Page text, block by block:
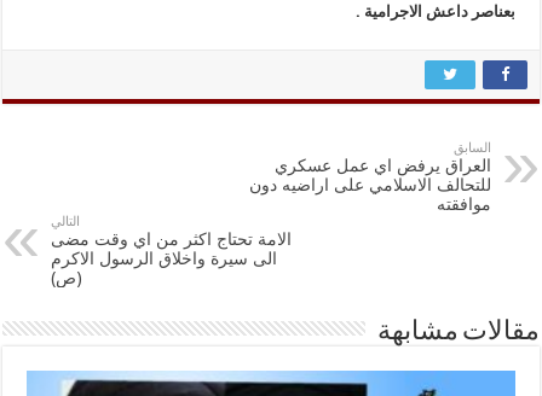
بعناصر داعش الاجرامية .
السابق
العراق يرفض اي عمل عسكري
للتحالف الاسلامي على اراضيه دون
موافقته
التالي
الامة تحتاج اكثر من اي وقت مضى
الى سيرة واخلاق الرسول الاكرم
(ص)
مقالات مشابهة